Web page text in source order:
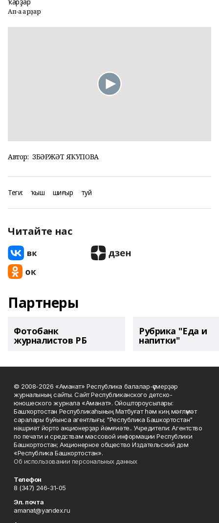
Ап-аҡ ҡарҙар
Автор: ЗӨБӘРЖӘТ ЯҠУПОВА
Теги: ҡыш шиғыр туй
Читайте нас
Партнеры
Фотобанк
журналистов РБ
Рубрика "Еда и
напитки"
© 2008-2026 «Аманат» Республика балалар-үҫмерҙәр
журналының сайты. Сайт Республиканского детско-
юношеского журнала «Аманат». Ойоштороусылары:
Башҡортостан Республикаһының Матбуғат һәм киң мәғлүмәт
саралары буйынса агентлығы; "Республика Башкортостан"
нәшриәт йорто акционерҙар йәмғиәте.. Учредители: Агентство
по печати и средствам массовой информации Республики
Башкортостан; Акционерное общество Издательский дом
«Республика Башкортостан».
Об использовании персональных данных
Телефон
8 (347) 246-31-05
Эл. почта
amanat@yandex.ru